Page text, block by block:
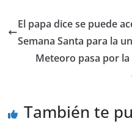
El papa dice se puede
Semana Santa para la
Meteoro pasa por
También te